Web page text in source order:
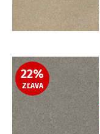
22%
ZĽAVA